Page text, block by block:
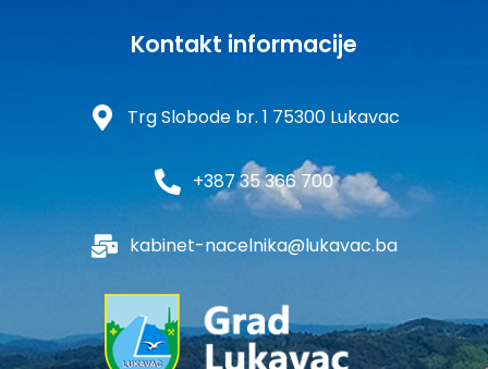
Kontakt informacije
Trg Slobode br. 1 75300 Lukavac
+387 35 366 700
kabinet-nacelnika@lukavac.ba